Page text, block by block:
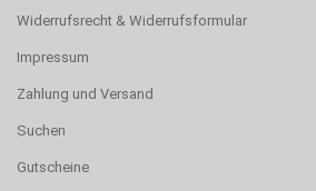
Widerrufsrecht & Widerrufsformular
Impressum
Zahlung und Versand
Suchen
Gutscheine